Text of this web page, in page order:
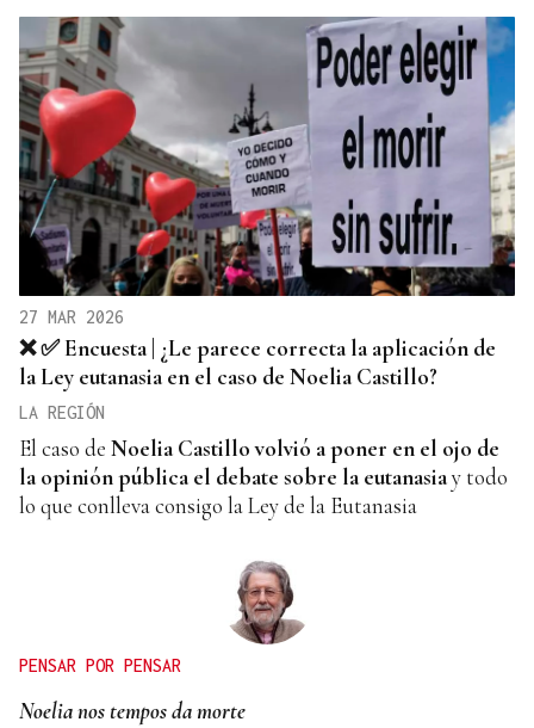
27 MAR 2026
❌ ✅ Encuesta | ¿Le parece correcta la aplicación de
la Ley eutanasia en el caso de Noelia Castillo?
LA REGIÓN
El caso de Noelia Castillo volvió a poner en el ojo de
la opinión pública el debate sobre la eutanasiay todo
lo que conlleva consigo la Ley de la Eutanasia
PENSAR POR PENSAR
Noelia nos tempos da morte